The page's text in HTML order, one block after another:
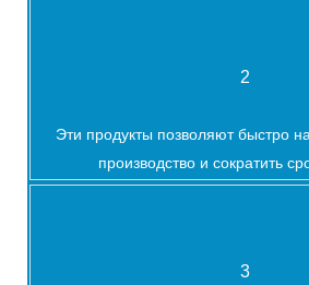
2
Эти продукты позволяют быстро
производство и сократить
3